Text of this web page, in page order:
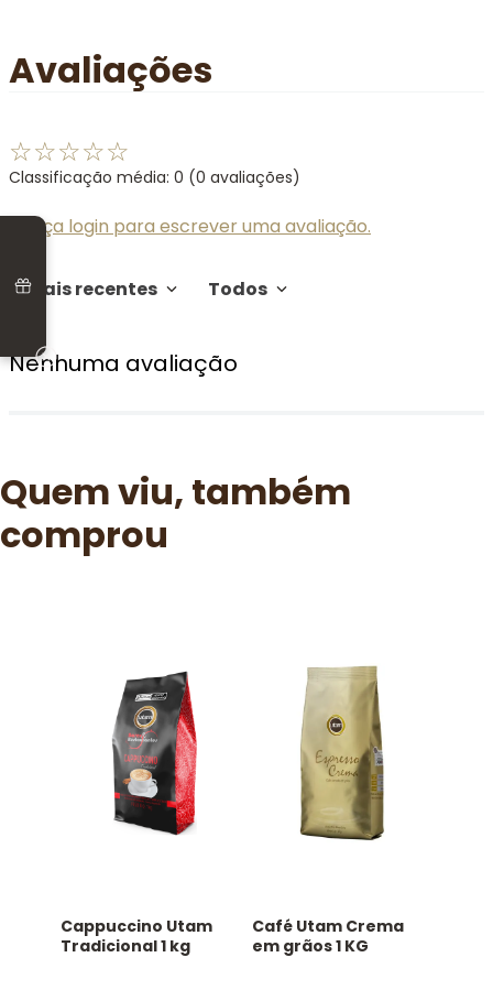
Avaliações
☆☆☆☆☆
Classificação média: 0 (0 avaliações)
Faça login para escrever uma avaliação.
Mais recentes Todos
Nenhuma avaliação
Cappuccino Utam
Tradicional 1 kg
Café Utam Crema
em grãos 1 KG